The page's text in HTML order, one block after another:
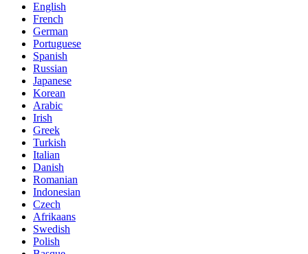
English
French
German
Portuguese
Spanish
Russian
Japanese
Korean
Arabic
Irish
Greek
Turkish
Italian
Danish
Romanian
Indonesian
Czech
Afrikaans
Swedish
Polish